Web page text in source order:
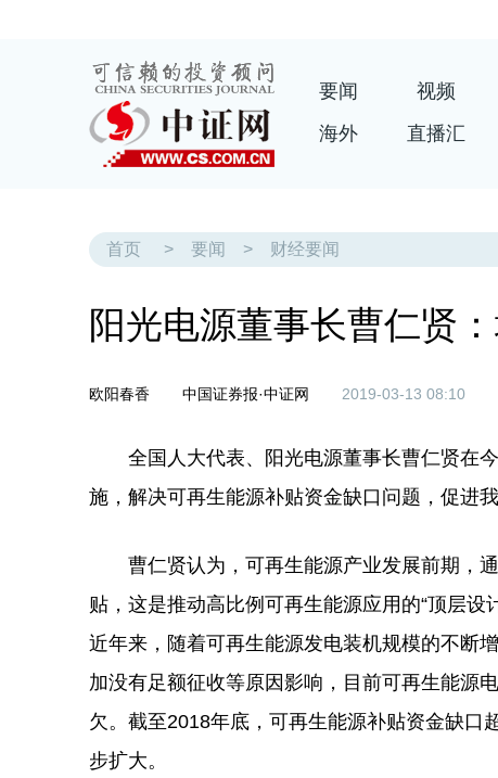
要闻 视频
海外
直播汇
首页 > 要闻 > 财经要闻
阳光电源董事长曹仁贤
欧阳春香 中国证券报·中证网 2019-03-13 08:10
全国人大代表、阳光电源董事长曹仁贤在今
施，解决可再生能源补贴资金缺口问题，促进
曹仁贤认为，可再生能源产业发展前期，通
贴，这是推动高比例可再生能源应用的“顶层设
近年来，随着可再生能源发电装机规模的不断
加没有足额征收等原因影响，目前可再生能源
欠。截至2018年底，可再生能源补贴资金缺口
步扩大。